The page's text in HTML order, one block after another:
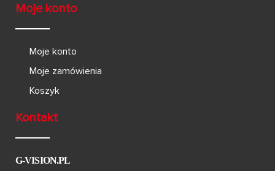
Moje konto
Moje konto
Moje zamówienia
Koszyk
Kontakt
G-VISION.PL